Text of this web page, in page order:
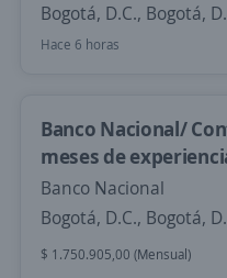
Bogotá, D.C., Bogotá,
Hace 6 horas
Banco Nacional/
meses de
Banco Nacional
Bogotá, D.C., Bogotá,
$ 1.750.905,00 (Mensual)